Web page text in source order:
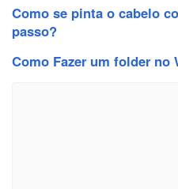
Como se pinta o cabelo
passo?
Como Fazer um folder no